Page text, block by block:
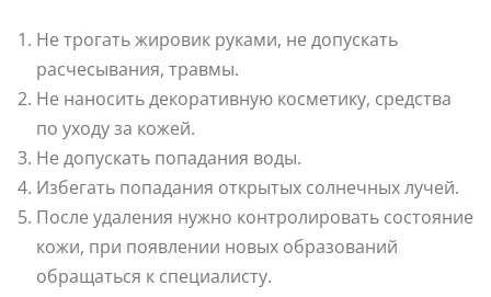
Не трогать жировик руками, не допускать
расчесывания, травмы.
Не наносить декоративную косметику, средства
по уходу за кожей.
Не допускать попадания воды.
Избегать попадания открытых солнечных лучей.
После удаления нужно контролировать состояние
кожи, при появлении новых образований
обращаться к специалисту.